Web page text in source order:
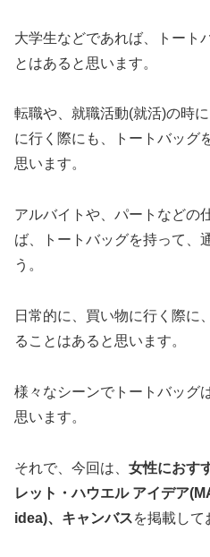
大学生などであれば、トート
とはあると思います。
転職や、就職活動(就活)の時
に行く際にも、トートバッグ
思います。
アルバイトや、パートなどの
ば、トートバッグを持って、
う。
日常的に、買い物に行く際に
ることはあると思います。
様々なシーンでトートバッグ
思います。
それで、今回は、 女性におす
レット・ハウエル アイデア
idea)、キャンバスを掲載して